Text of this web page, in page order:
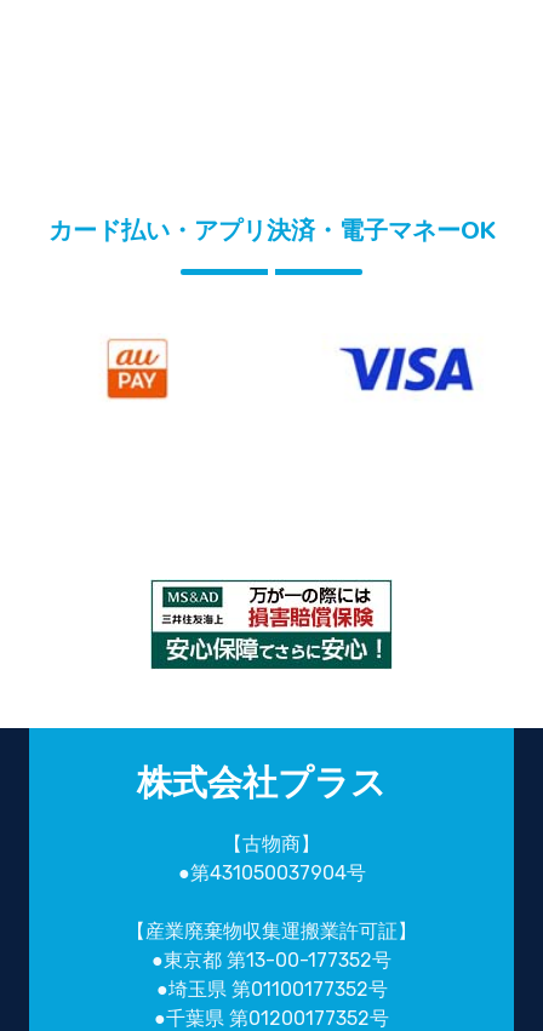
カード払い・アプリ決済・電子マネーOK
株式会社プラス
【古物商】
●第431050037904号
【産業廃棄物収集運搬業許可証】
●東京都 第13-00-177352号
●埼玉県 第01100177352号
●千葉県 第01200177352号